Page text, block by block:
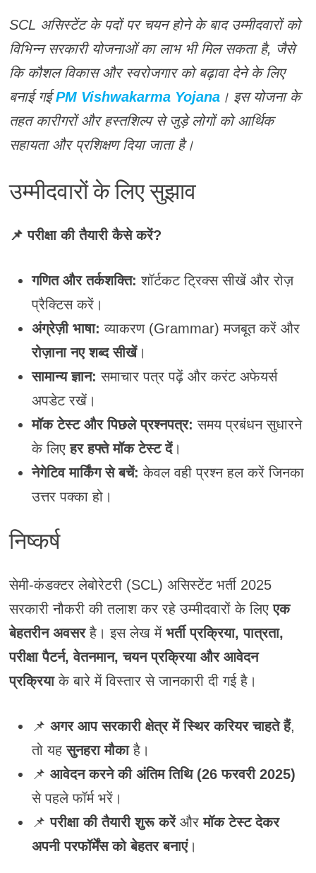
SCL असिस्टेंट के पदों पर चयन होने के बाद उम्मीदवारों को
विभिन्न सरकारी योजनाओं का लाभ भी मिल सकता है, जैसे
कि कौशल विकास और स्वरोजगार को बढ़ावा देने के लिए
बनाई गईPM Vishwakarma Yojana। इस योजना के
तहत कारीगरों और हस्तशिल्प से जुड़े लोगों को आर्थिक
सहायता और प्रशिक्षण दिया जाता है।
उम्मीदवारों के लिए सुझाव
📌 परीक्षा की तैयारी कैसे करें?
गणित और तर्कशक्ति: शॉर्टकट ट्रिक्स सीखें और रोज़
प्रैक्टिस करें।
अंग्रेज़ी भाषा: व्याकरण (Grammar) मजबूत करें और
रोज़ाना नए शब्द सीखें।
सामान्य ज्ञान: समाचार पत्र पढ़ें और करंट अफेयर्स
अपडेट रखें।
मॉक टेस्ट और पिछले प्रश्नपत्र: समय प्रबंधन सुधारने
के लिएहर हफ्ते मॉक टेस्ट दें।
नेगेटिव मार्किंग से बचें: केवल वही प्रश्न हल करें जिनका
उत्तर पक्का हो।
निष्कर्ष
सेमी-कंडक्टर लेबोरेटरी (SCL) असिस्टेंट भर्ती 2025
सरकारी नौकरी की तलाश कर रहे उम्मीदवारों के लिएएक
बेहतरीन अवसरहै। इस लेख में भर्ती प्रक्रिया, पात्रता,
परीक्षा पैटर्न, वेतनमान, चयन प्रक्रिया और आवेदन
प्रक्रियाके बारे में विस्तार से जानकारी दी गई है।
📌 अगर आप सरकारी क्षेत्र में स्थिर करियर चाहते हैं,
तो यहसुनहरा मौकाहै।
📌 आवेदन करने की अंतिम तिथि (26 फरवरी 2025)
से पहले फॉर्म भरें।
📌परीक्षा की तैयारी शुरू करेंऔरमॉक टेस्ट देकर
अपनी परफॉर्मेंस को बेहतर बनाएं।